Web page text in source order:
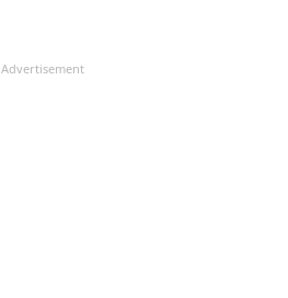
Advertisement